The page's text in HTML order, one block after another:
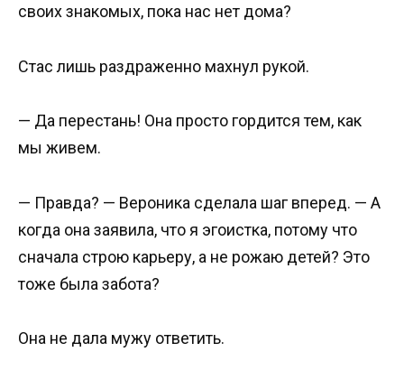
своих знакомых, пока нас нет дома?
Стас лишь раздраженно махнул рукой.
— Да перестань! Она просто гордится тем, как
мы живем.
— Правда? — Вероника сделала шаг вперед. — А
когда она заявила, что я эгоистка, потому что
сначала строю карьеру, а не рожаю детей? Это
тоже была забота?
Она не дала мужу ответить.